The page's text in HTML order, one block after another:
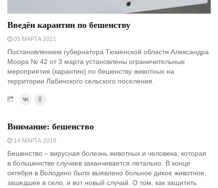
Введён карантин по бешенству
05 МАРТА 2021
Постановлением губернатора Тюменской области Александра
Моора № 42 от 3 марта установлены ограничительные
мероприятия (карантин) по бешенству животных на
территории Лабинского сельского поселения.
Внимание: бешенство
14 МАРТА 2019
Бешенство – вирусная болезнь животных и человека, которая
в большинстве случаев заканчивается летально. В конце
октября в Володино было выявлено больное дикое животное,
зашедшее в село, и вот новый случай. О том, как защитить